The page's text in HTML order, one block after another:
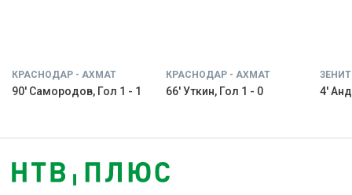
КРАСНОДАР - АХМАТ
90' Самородов, Гол 1 - 1
КРАСНОДАР - АХМАТ
66' Уткин, Гол 1 - 0 4'